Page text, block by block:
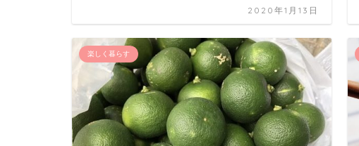
2020年1月13日
楽しく暮らす